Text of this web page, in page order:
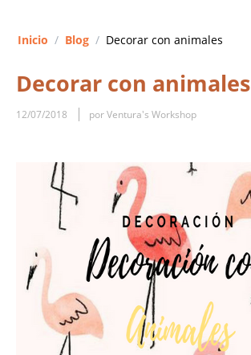
Inicio / Blog / Decorar con animales
Decorar con animales
12/07/2018 por Ventura's Workshop